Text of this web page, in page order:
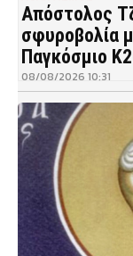
Απόστολος
σφυροβολία
Παγκόσμιο
08/08/2026 10:31